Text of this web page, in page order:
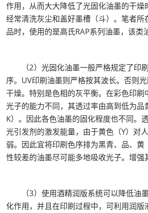
作用，从而大大降低了光固化油墨的干燥
经常清洗灰尘和盖好墨槽（斗）。笔者所
品时，使用的是高氏RAP系列油墨，该类
（2）光固化油墨一般严格规定了印
序。UV印刷油墨则严格按其波长。否则
干燥。特别是色相的灰平衡。在彩色印刷
光子的能力不同，其透过率由高到低为品
K）。因此各色油墨的固化程度也不同。
光引发剂的激发能量，由于黄色（Y）对
弱。因此宜将印刷色序排为黑青、品、黄
性较差的油墨尽可能多地吸收光子。增强
（3）使用酒精润版系统可以降低油
化作用，并且在印刷过程中，可利用润版